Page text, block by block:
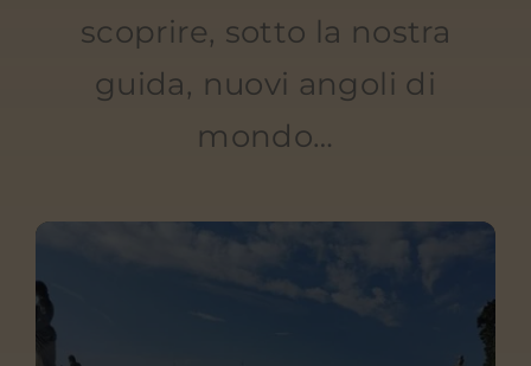
scoprire, sotto la nostra
guida, nuovi angoli di
mondo…